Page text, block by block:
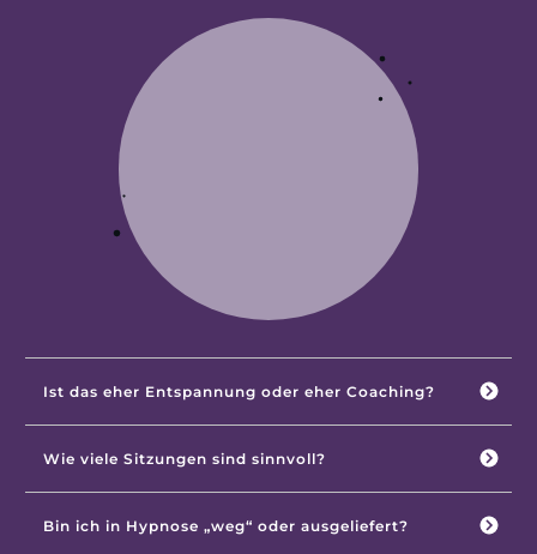
Ist das eher Entspannung oder eher Coaching?
Wie viele Sitzungen sind sinnvoll?
Bin ich in Hypnose „weg“ oder ausgeliefert?